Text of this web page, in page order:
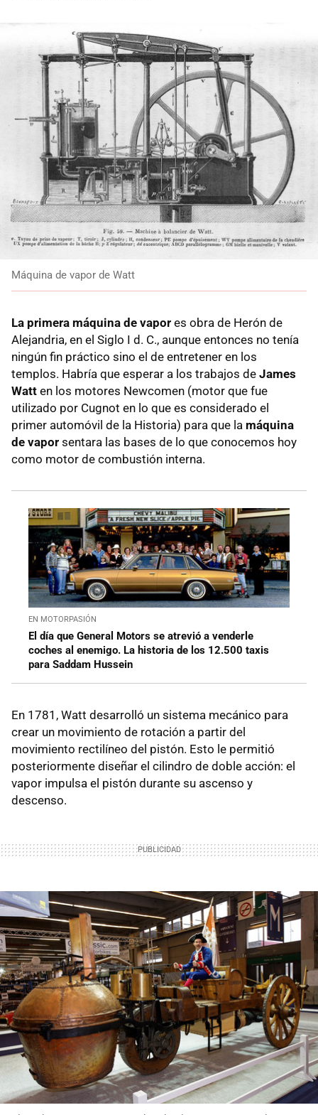
Máquina de vapor de Watt
La primera máquina de vapor es obra de Herón de
Alejandria, en el Siglo I d. C., aunque entonces no tenía
ningún fin práctico sino el de entretener en los
templos. Habría que esperar a los trabajos de James
Watt en los motores Newcomen (motor que fue
utilizado por Cugnot en lo que es considerado el
primer automóvil de la Historia) para que la máquina
de vapor sentara las bases de lo que conocemos hoy
como motor de combustión interna.
EN MOTORPASIÓN
El día que General Motors se atrevió a venderle
coches al enemigo. La historia de los 12.500 taxis
para Saddam Hussein
En 1781, Watt desarrolló un sistema mecánico para
crear un movimiento de rotación a partir del
movimiento rectilíneo del pistón. Esto le permitió
posteriormente diseñar el cilindro de doble acción: el
vapor impulsa el pistón durante su ascenso y
descenso.